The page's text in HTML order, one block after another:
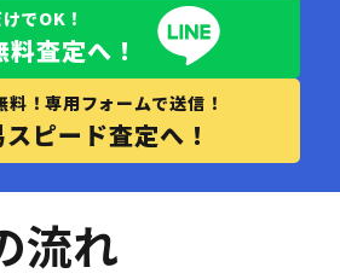
でOK！
査定へ！
料！専用フォームで送信！
ピード査定へ！
流れ